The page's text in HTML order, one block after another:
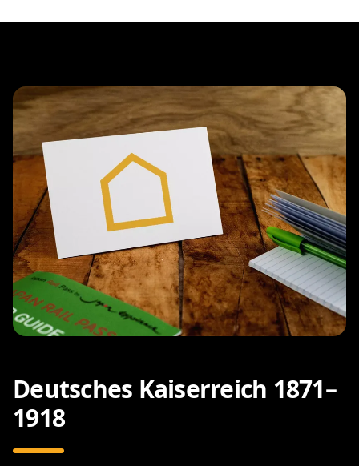
Deutsches Kaiserreich 1871–
1918